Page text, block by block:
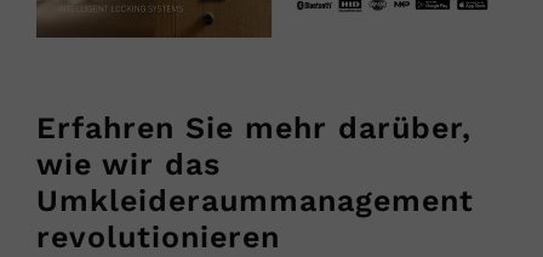
Erfahren Sie mehr darüber,
wie wir das
Umkleideraummanagement
revolutionieren